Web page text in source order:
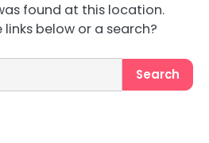
found at this location.
below or a search?